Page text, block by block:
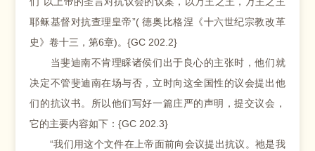
耶稣基督对抗查理皇帝”( 德奥比格涅《十六世纪宗教改革
史》卷十三，第6章)。{GC 202.2}
当斐迪南不肯理睬诸侯们出于良心的主张时，他们就
决定不管斐迪南在场与否，立时向这全国性的议会提出他
们的抗议书。所以他们写好一篇庄严的声明，提交议会，
它的主要内容如下：{GC 202.3}
“我们用这个文件在上帝面前向会议提出抗议。祂是我